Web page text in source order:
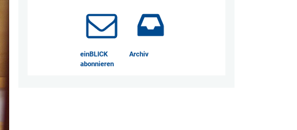
einBLICK
abonnieren
Archiv